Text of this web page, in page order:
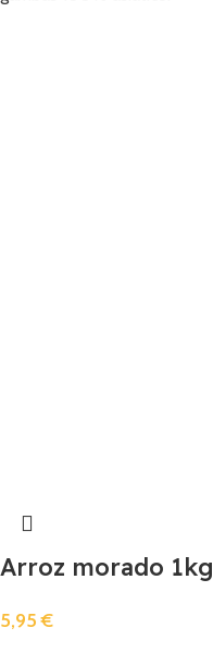
Arroz morado 1kg
5,95€